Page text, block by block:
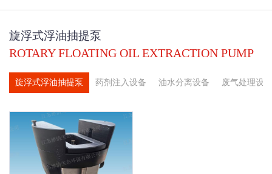
旋浮式浮油抽提泵
ROTARY FLOATING OIL EXTRACTION PUMP
旋浮式浮油抽提泵 药剂注入设备 油水分离设备 废气处理设备